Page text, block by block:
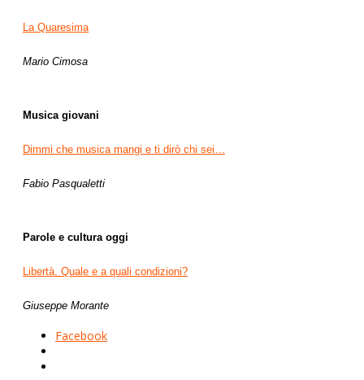
La Quaresima
Mario Cimosa
Musica giovani
Dimmi che musica mangi e ti dirò chi sei…
Fabio Pasqualetti
Parole e cultura oggi
Libertà. Quale e a quali condizioni?
Giuseppe Morante
Facebook